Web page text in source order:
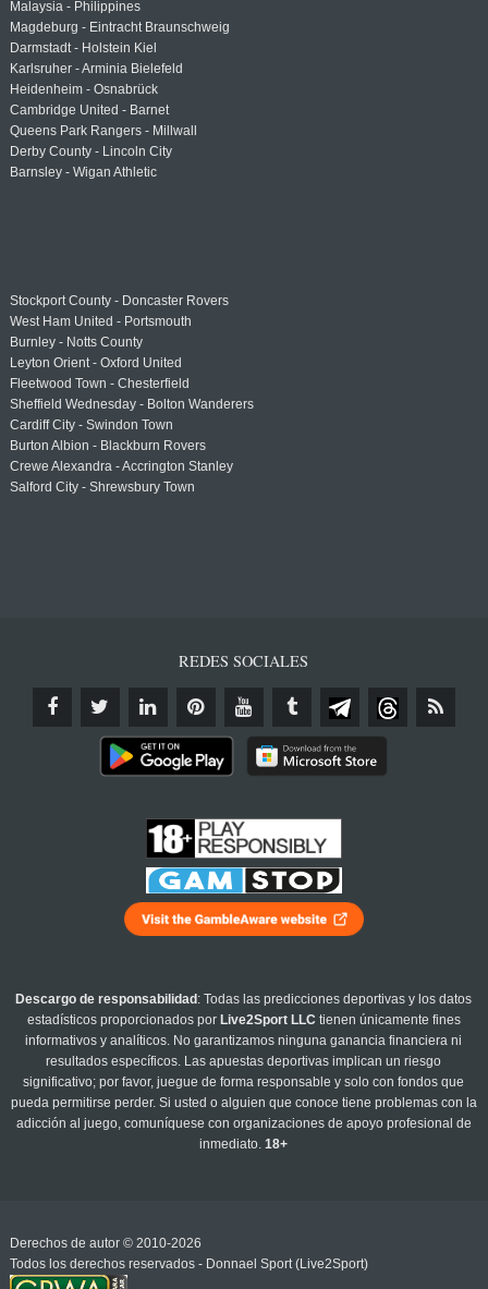
Malaysia - Philippines
Magdeburg - Eintracht Braunschweig
Darmstadt - Holstein Kiel
Karlsruher - Arminia Bielefeld
Heidenheim - Osnabrück
Cambridge United - Barnet
Queens Park Rangers - Millwall
Derby County - Lincoln City
Barnsley - Wigan Athletic
Stockport County - Doncaster Rovers
West Ham United - Portsmouth
Burnley - Notts County
Leyton Orient - Oxford United
Fleetwood Town - Chesterfield
Sheffield Wednesday - Bolton Wanderers
Cardiff City - Swindon Town
Burton Albion - Blackburn Rovers
Crewe Alexandra - Accrington Stanley
Salford City - Shrewsbury Town
REDES SOCIALES
Descargo de responsabilidad : Todas las predicciones deportivas y los datos
estadísticos proporcionados por Live2Sport LLC tienen únicamente fines
informativos y analíticos. No garantizamos ninguna ganancia financiera ni
resultados específicos. Las apuestas deportivas implican un riesgo
significativo; por favor, juegue de forma responsable y solo con fondos que
pueda permitirse perder. Si usted o alguien que conoce tiene problemas con la
adicción al juego, comuníquese con organizaciones de apoyo profesional de
inmediato.18+
Derechos de autor © 2010-2026
Todos los derechos reservados - Donnael Sport (Live2Sport)